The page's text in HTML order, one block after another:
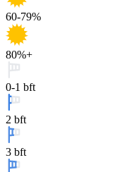
60-79%
80%+
0-1 bft
2 bft
3 bft